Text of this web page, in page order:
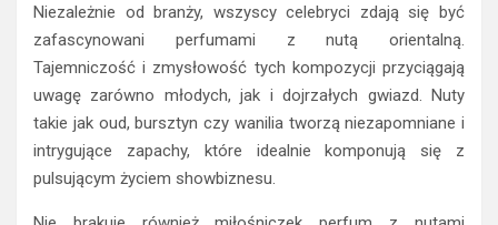
Niezależnie od branży, wszyscy celebryci zdają się być
zafascynowani perfumami z nutą orientalną.
Tajemniczość i zmysłowość tych kompozycji przyciągają
uwagę zarówno młodych, jak i dojrzałych gwiazd. Nuty
takie jak oud, bursztyn czy wanilia tworzą niezapomniane i
intrygujące zapachy, które idealnie komponują się z
pulsującym życiem showbiznesu.